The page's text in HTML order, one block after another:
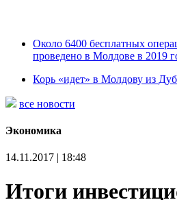
Около 6400 бесплатных
проведено в Молдове в 2019
Корь «идет» в Молдову из
все новости
Экономика
14.11.2017 | 18:48
Итоги